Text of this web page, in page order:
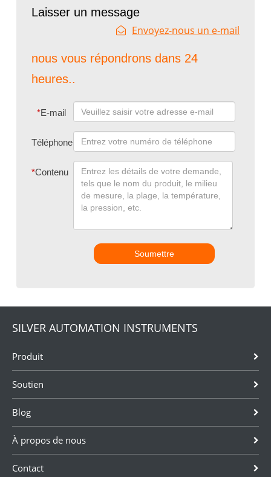
Laisser un message
Envoyez-nous un e-mail
nous vous répondrons dans 24
heures..
*E-mail
Téléphone
*Contenu
Soumettre
SILVER AUTOMATION INSTRUMENTS
Produit
Soutien
Blog
À propos de nous
Contact